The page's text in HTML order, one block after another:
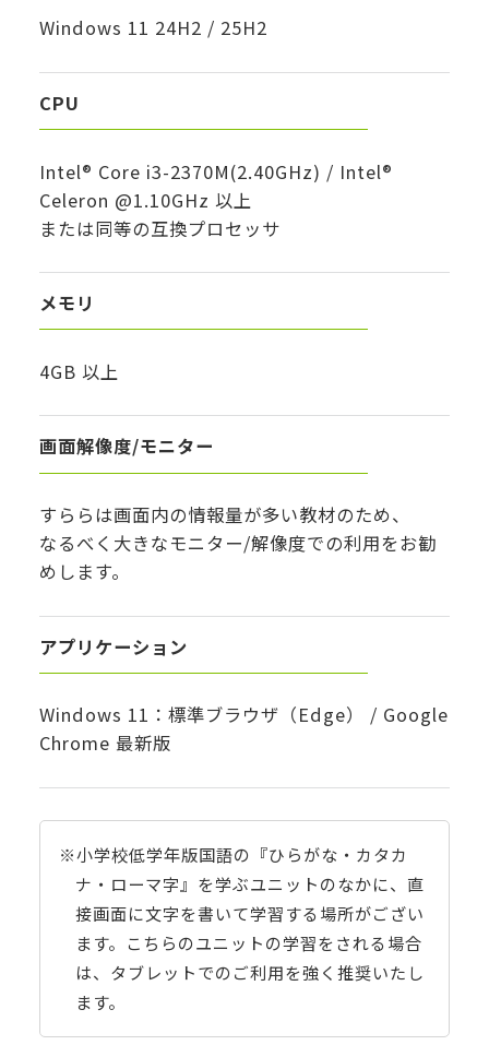
Windows 11 24H2 / 25H2
CPU
Intel® Core i3-2370M(2.40GHz) / Intel®
Celeron @1.10GHz 以上
または同等の互換プロセッサ
メモリ
4GB 以上
画面解像度/モニター
すららは画面内の情報量が多い教材のため、
なるべく大きなモニター/解像度での利用をお勧
めします。
アプリケーション
Windows 11：標準ブラウザ（Edge） / Google
Chrome 最新版
※小学校低学年版国語の『ひらがな・カタカ
ナ・ローマ字』を学ぶユニットのなかに、直
接画面に文字を書いて学習する場所がござい
ます。こちらのユニットの学習をされる場合
は、タブレットでのご利用を強く推奨いたし
ます。